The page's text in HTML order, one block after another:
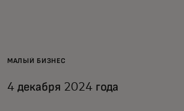
Для бизнеса
МАЛЫЙ БИЗНЕС
4 декабря 2024 года